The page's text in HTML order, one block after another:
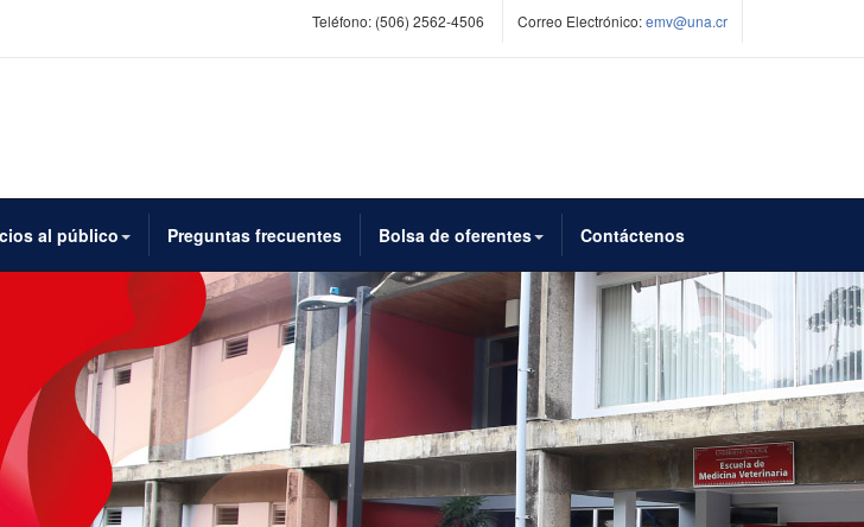
Teléfono: (506) 2562-4506 Correo Electrónico:emv@una.cr
al público Preguntas frecuentes Bolsa de oferentes Contáctenos